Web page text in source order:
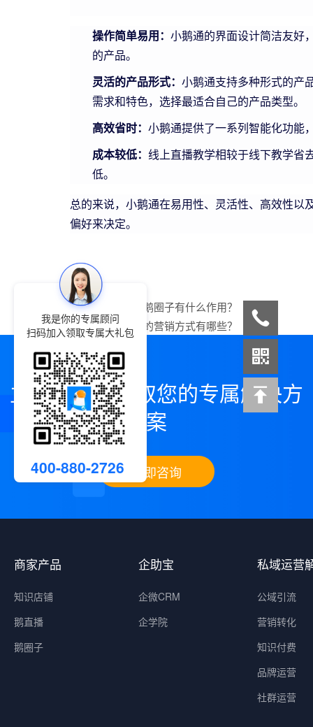
操作简单易用： 小鹅通的界面设计简洁友好
的产品。
灵活的产品形式： 小鹅通支持多种形式的产
需求和特色，选择最适合自己的产品类型。
高效省时： 小鹅通提供了一系列智能化功能
成本较低： 线上直播教学相较于线下教学省
低。
总的来说，小鹅通在易用性、灵活性、高效性
偏好来决定。
上一篇：
小鹅通鹅圈子有什么作用？
下一篇：小鹅通的营销方式有哪些？
立即咨询，领取您的专属解决方
案
立即咨询
商家产品
知识店铺
鹅直播
鹅圈子
企助宝
企微CRM
企学院
私域运营
公域引流
营销转化
知识付费
品牌运营
社群运营
我是你的专属顾问
扫码加入领取专属大礼包
400-880-2726